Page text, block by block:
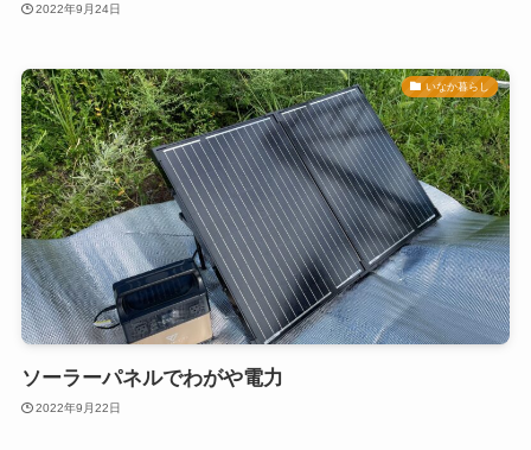
2022年9月24日
いなか暮らし
ソーラーパネルでわがや電力
2022年9月22日